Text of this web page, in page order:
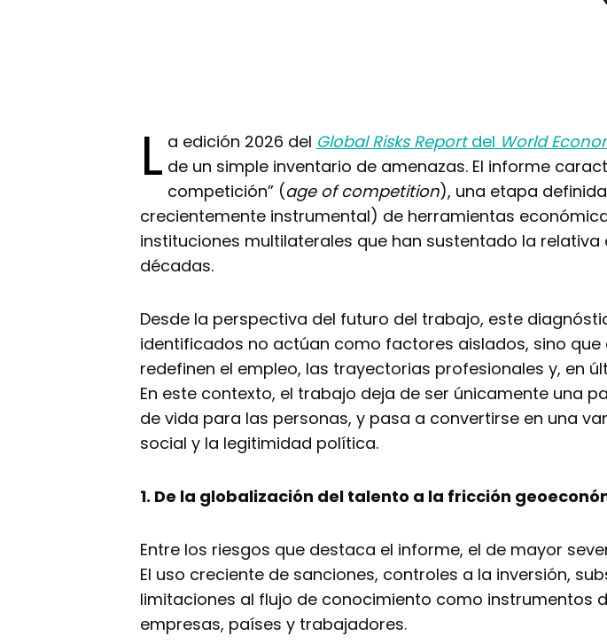
L a edición 2026 del Global Risks Reportdel World
de un simple inventario de amenazas. El informe
competición” (age of competition), una etapa
crecientemente instrumental) de herramientas
instituciones multilaterales que han sustentado la
décadas.
Desde la perspectiva del futuro del trabajo, este
identificados no actúan como factores aislados, sino
redefinen el empleo, las trayectorias profesionales y, en
En este contexto, el trabajo deja de ser únicamente una
de vida para las personas, y pasa a convertirse en una
social y la legitimidad política.
1. De la globalización del talento a la fricción
Entre los riesgos que destaca el informe, el de mayor
El uso creciente de sanciones, controles a la inversión,
limitaciones al flujo de conocimiento como instrumentos
empresas, países y trabajadores.